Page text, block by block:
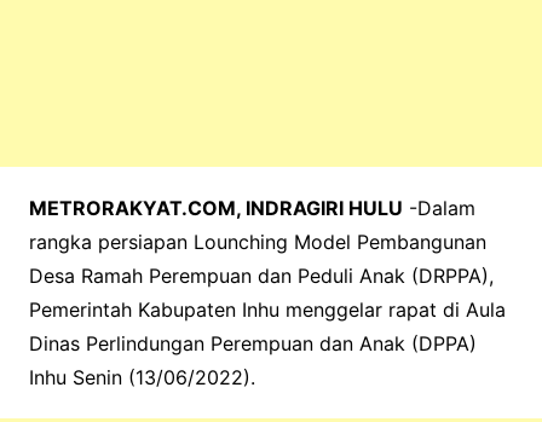
METRORAKYAT.COM, INDRAGIRI HULU -Dalam
rangka persiapan Lounching Model Pembangunan
Desa Ramah Perempuan dan Peduli Anak (DRPPA),
Pemerintah Kabupaten Inhu menggelar rapat di Aula
Dinas Perlindungan Perempuan dan Anak (DPPA)
Inhu Senin (13/06/2022).